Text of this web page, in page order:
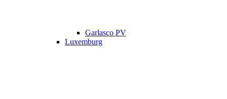
Garlasco PV
Luxemburg